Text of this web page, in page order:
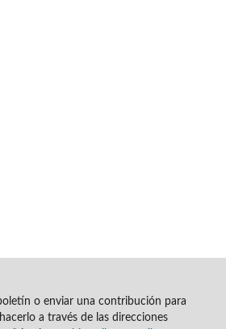
o enviar una contribución para
a través de las direcciones